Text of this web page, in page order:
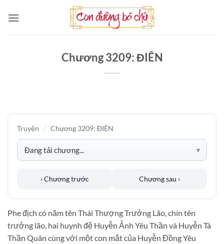
qua
Chương 3209: ĐIÊN
Truyện / Chương 3209: ĐIÊN
‹ Chương trước Chương sau ›
Phe địch có năm tên Thái Thượng Trưởng Lão, chín tên
trưởng lão, hai huynh đệ Huyễn Ảnh Yêu Thần và Huyễn Tà
Thần Quân cùng với một con mắt của Huyễn Đồng Yêu